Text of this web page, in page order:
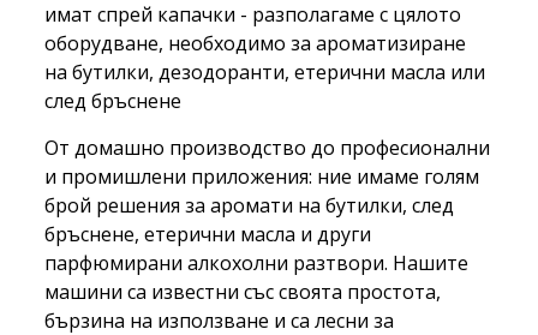
имат спрей капачки - разполагаме с цялото
оборудване, необходимо за ароматизиране
на бутилки, дезодоранти, етерични масла или
след бръснене
От домашно производство до професионални
и промишлени приложения: ние имаме голям
брой решения за аромати на бутилки, след
бръснене, етерични масла и други
парфюмирани алкохолни разтвори. Нашите
машини са известни със своята простота,
бързина на използване и са лесни за